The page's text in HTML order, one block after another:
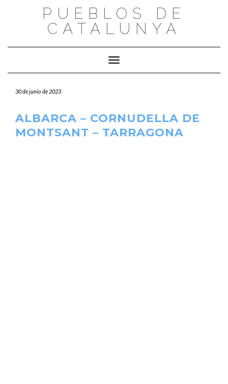
PUEBLOS DE
CATALUNYA
Cambiar modo de navegación
30 de junio de 2023
ALBARCA – CORNUDELLA DE
MONTSANT – TARRAGONA